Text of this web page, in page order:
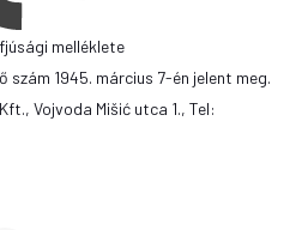
melléklete
szám 1945. március 7-én jelent meg.
Vojvoda Mišić utca 1., Tel: